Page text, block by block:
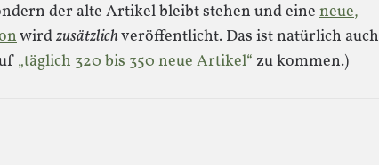
der alte Artikel bleibt stehen und eine neue,
wirdzusätzlichveröffentlicht. Das ist natürlich auch
„täglich 320 bis 350 neue Artikel“ zu kommen.)